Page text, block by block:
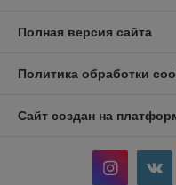
Полная версия сайта
Политика обработки
Сайт создан на